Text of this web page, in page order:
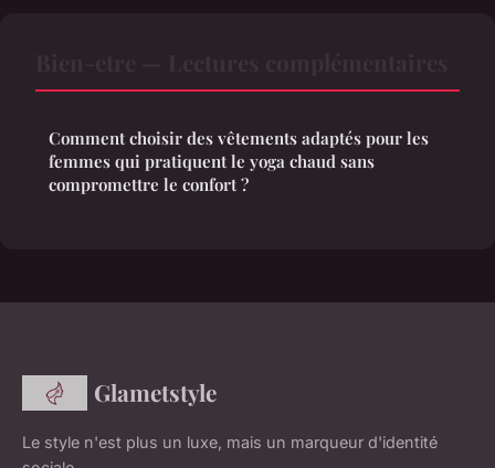
Comment choisir des vêtements adaptés pour les
femmes qui pratiquent le yoga chaud sans
compromettre le confort ?
Glametstyle
Le style n'est plus un luxe, mais un marqueur d'identité